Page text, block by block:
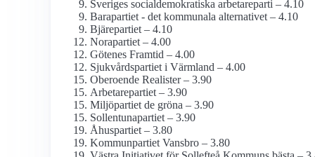
Sveriges social­demokratiska arbetareparti – 4.10
Barapartiet - det kommunala alternativet – 4.10
Bjärepartiet – 4.10
Norapartiet – 4.00
Götenes Framtid – 4.00
Sjukvårdspartiet i Värmland – 4.00
Oberoende Realister – 3.90
Arbetarepartiet – 3.90
Miljöpartiet de gröna – 3.90
Sollentunapartiet – 3.90
Åhuspartiet – 3.80
Kommunpartiet Vansbro – 3.80